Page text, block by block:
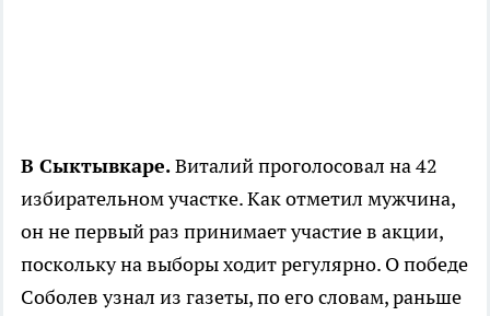
В Сыктывкаре.Виталий проголосовал на 42
избирательном участке. Как отметил мужчина,
он не первый раз принимает участие в акции,
поскольку на выборы ходит регулярно. О победе
Соболев узнал из газеты, по его словам, раньше